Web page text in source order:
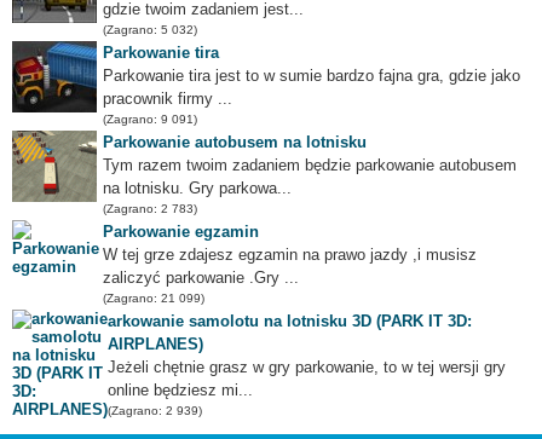
gdzie twoim zadaniem jest...
(Zagrano: 5 032)
Parkowanie tira
Parkowanie tira jest to w sumie bardzo fajna gra, gdzie jako
pracownik firmy ...
(Zagrano: 9 091)
Parkowanie autobusem na lotnisku
Tym razem twoim zadaniem będzie parkowanie autobusem
na lotnisku. Gry parkowa...
(Zagrano: 2 783)
Parkowanie egzamin
W tej grze zdajesz egzamin na prawo jazdy ,i musisz
zaliczyć parkowanie .Gry ...
(Zagrano: 21 099)
arkowanie samolotu na lotnisku 3D (PARK IT 3D:
AIRPLANES)
Jeżeli chętnie grasz w gry parkowanie, to w tej wersji gry
online będziesz mi...
(Zagrano: 2 939)